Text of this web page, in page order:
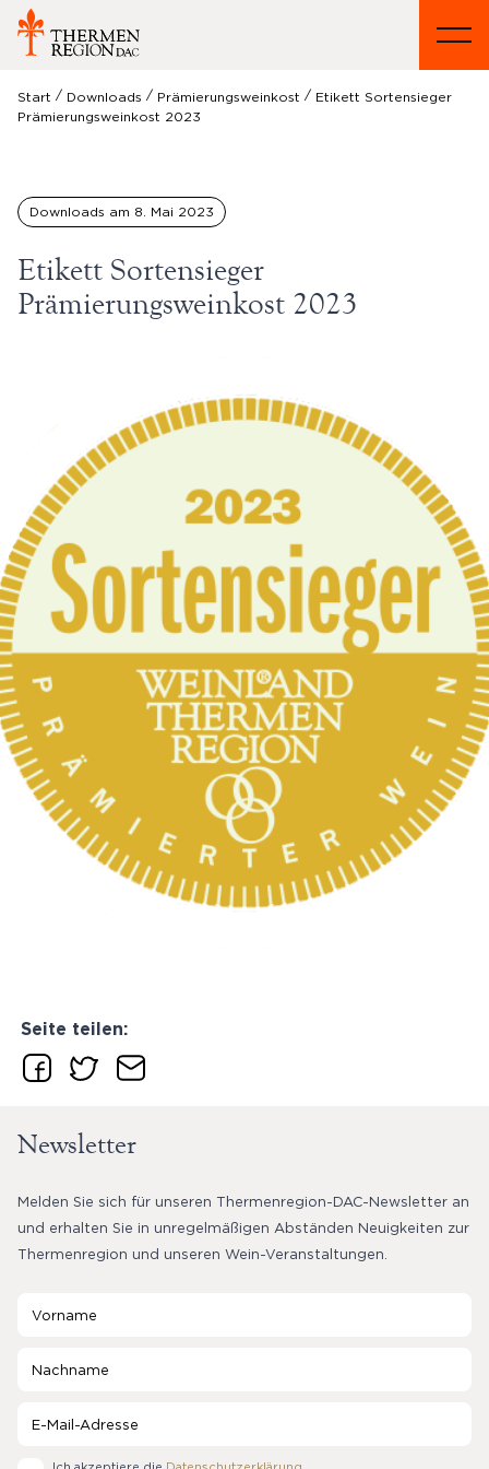
Start / Downloads / Prämierungsweinkost / Etikett Sortensieger
Prämierungsweinkost 2023
Downloads am 8. Mai 2023
Etikett Sortensieger
Prämierungsweinkost 2023
Seite teilen:
Newsletter
Melden Sie sich für unseren Thermenregion-DAC-Newsletter an
und erhalten Sie in unregelmäßigen Abständen Neuigkeiten zur
Thermenregion und unseren Wein-Veranstaltungen.
Ich akzeptiere die Datenschutzerklärung